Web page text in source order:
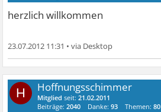
herzlich willkommen
23.07.2012 11:31 •
H Hoffnungsschimmer
Mitglied seit:21.02.2011
Beiträge:2040 Danke:93 Themen:80